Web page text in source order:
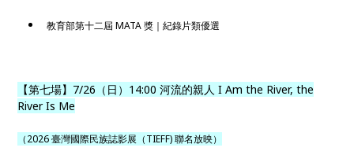
教育部第十二屆 MATA 獎｜紀錄片類優選
【第七場】7/26（日）14:00 河流的親人 I Am the River, the
River Is Me
（2026 臺灣國際民族誌影展（TIEFF) 聯名放映）